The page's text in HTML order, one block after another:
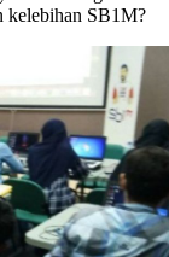
kelebihan SB1M?